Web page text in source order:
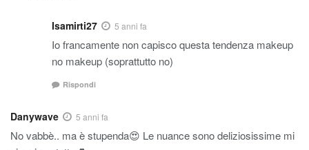
Isamirti27 5 anni fa
Io francamente non capisco questa tendenza makeup
no makeup (soprattutto no)
Rispondi
Danywave 5 anni fa
No vabbè.. ma è stupenda😍 Le nuance sono deliziosissime mi